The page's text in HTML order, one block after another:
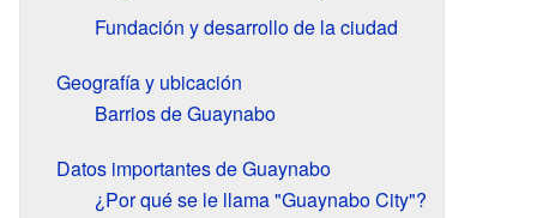
Fundación y desarrollo de la ciudad
Geografía y ubicación
Barrios de Guaynabo
Datos importantes de Guaynabo
¿Por qué se le llama "Guaynabo City"?